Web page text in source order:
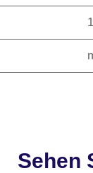
Sehen